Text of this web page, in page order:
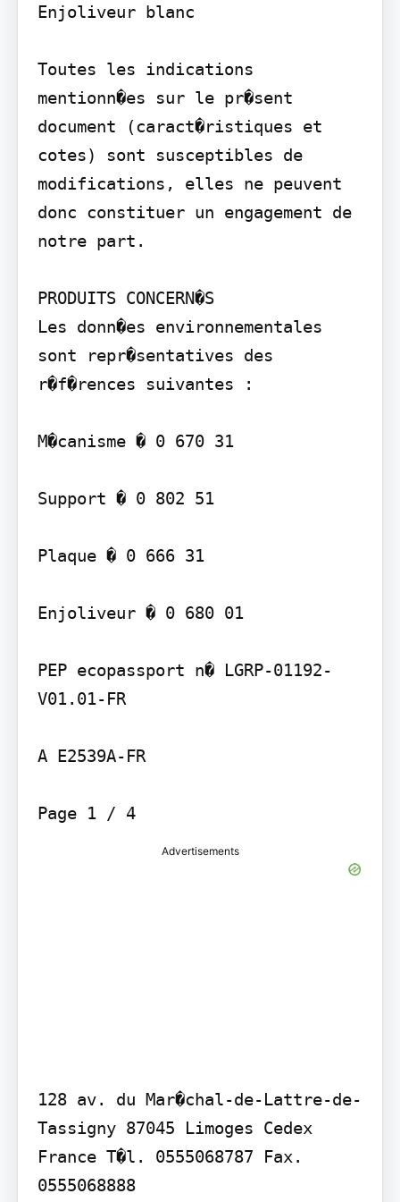
Enjoliveur blanc
Toutes les indications
mentionn�es sur le pr�sent
document (caract�ristiques et
cotes) sont susceptibles de
modifications, elles ne peuvent
donc constituer un engagement de
notre part.
PRODUITS CONCERN�S
Les donn�es environnementales
sont repr�sentatives des
r�f�rences suivantes :
M�canisme � 0 670 31
Support � 0 802 51
Plaque � 0 666 31
Enjoliveur � 0 680 01
PEP ecopassport n� LGRP-01192-
V01.01-FR
A E2539A-FR
Page 1 / 4
Advertisements
128 av. du Mar�chal-de-Lattre-de-
Tassigny 87045 Limoges Cedex
France T�l. 0555068787 Fax.
0555068888